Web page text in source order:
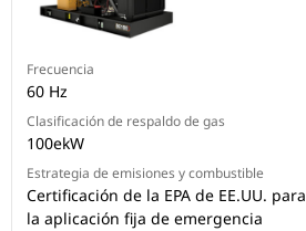
Frecuencia
60 Hz
Clasificación de respaldo de gas
100ekW
Estrategia de emisiones y combustible
Certificación de la EPA de EE.UU. para
la aplicación fija de emergencia